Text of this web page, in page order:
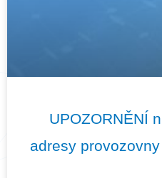
UPOZORNĚNÍ
adresy